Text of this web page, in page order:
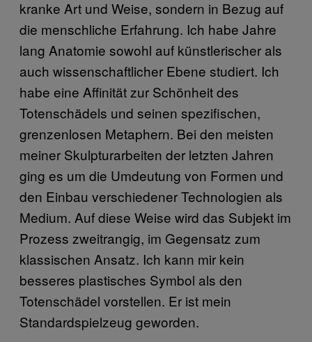
kranke Art und Weise, sondern in Bezug auf
die menschliche Erfahrung. Ich habe Jahre
lang Anatomie sowohl auf künstlerischer als
auch wissenschaftlicher Ebene studiert. Ich
habe eine Affinität zur Schönheit des
Totenschädels und seinen spezifischen,
grenzenlosen Metaphern. Bei den meisten
meiner Skulpturarbeiten der letzten Jahren
ging es um die Umdeutung von Formen und
den Einbau verschiedener Technologien als
Medium. Auf diese Weise wird das Subjekt im
Prozess zweitrangig, im Gegensatz zum
klassischen Ansatz. Ich kann mir kein
besseres plastisches Symbol als den
Totenschädel vorstellen. Er ist mein
Standardspielzeug geworden.